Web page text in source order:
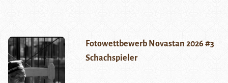
Fotowettbewerb Novastan 2026 #3
Schachspieler